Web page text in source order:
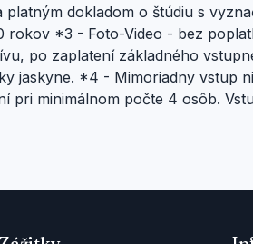
dokladom o štúdiu s
rokov *3 - Foto-Video - bez
po zaplatení základného
jaskyne. *4 - Mimoriadny vstup
pri minimálnom počte 4 osôb.